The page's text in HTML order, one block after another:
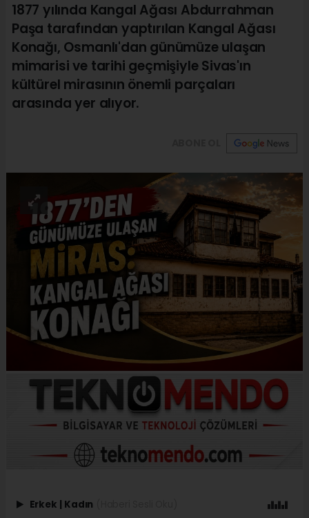
1877 yılında Kangal Ağası Abdurrahman
Paşa tarafından yaptırılan Kangal Ağası
Konağı, Osmanlı'dan günümüze ulaşan
mimarisi ve tarihi geçmişiyle Sivas'ın
kültürel mirasının önemli parçaları
arasında yer alıyor.
Erkek | Kadın